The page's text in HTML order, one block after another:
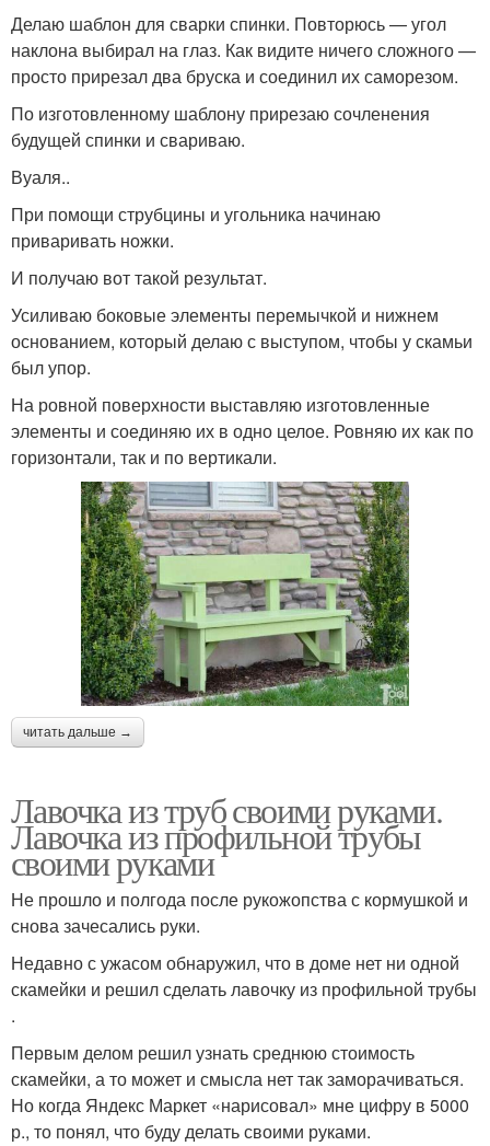
Делаю шаблон для сварки спинки. Повторюсь — угол
наклона выбирал на глаз. Как видите ничего сложного —
просто прирезал два бруска и соединил их саморезом.
По изготовленному шаблону прирезаю сочленения
будущей спинки и свариваю.
Вуаля..
При помощи струбцины и угольника начинаю
приваривать ножки.
И получаю вот такой результат.
Усиливаю боковые элементы перемычкой и нижнем
основанием, который делаю с выступом, чтобы у скамьи
был упор.
На ровной поверхности выставляю изготовленные
элементы и соединяю их в одно целое. Ровняю их как по
горизонтали, так и по вертикали.
читать дальше →
Лавочка из труб своими руками.
Лавочка из профильной трубы
своими руками
Не прошло и полгода после рукожопства с кормушкой и
снова зачесались руки.
Недавно с ужасом обнаружил, что в доме нет ни одной
скамейки и решил сделать лавочку из профильной трубы
.
Первым делом решил узнать среднюю стоимость
скамейки, а то может и смысла нет так заморачиваться.
Но когда Яндекс Маркет «нарисовал» мне цифру в 5000
р., то понял, что буду делать своими руками.